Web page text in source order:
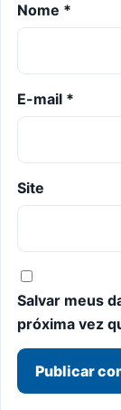
Nome *
E-mail *
Site
Salvar meus
próxima vez